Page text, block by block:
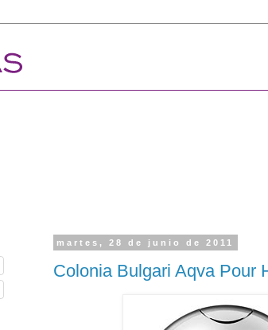
martes, 28 de junio de 2011
Colonia Bulgari Aqva Pour